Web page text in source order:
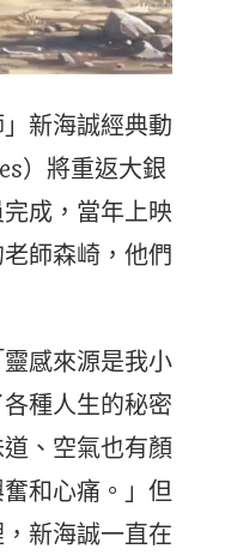
新海誠經典動
）將重返大銀
成，當年上映
師森崎，他們
感來源是我小
種人生的秘密
、空氣也有顏
和心痛。」但
新海誠一直在